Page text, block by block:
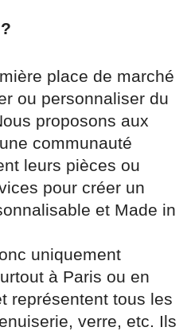
place de marché
ou personnaliser du
proposons aux
communauté
leurs pièces ou
pour créer un
et Made in
uniquement
à Paris ou en
représentent tous les
verre, etc. Ils